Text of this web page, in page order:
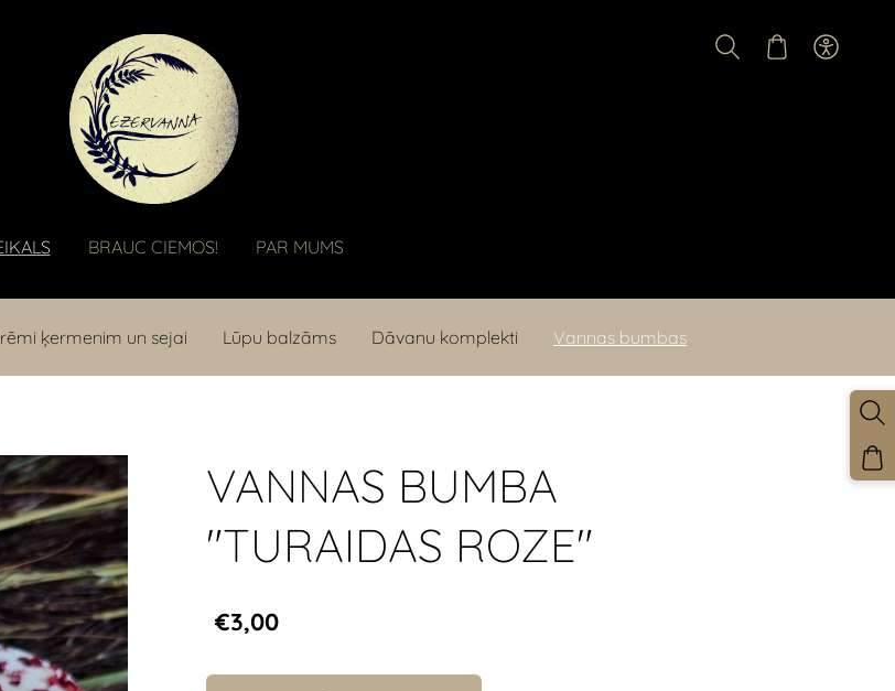
BRAUC CIEMOS! PAR MUMS
ķermenim un sejai Lūpu balzāms Dāvanu komplekti Vannas bumbas
VANNAS BUMBA
"TURAIDAS ROZE"
€3,00